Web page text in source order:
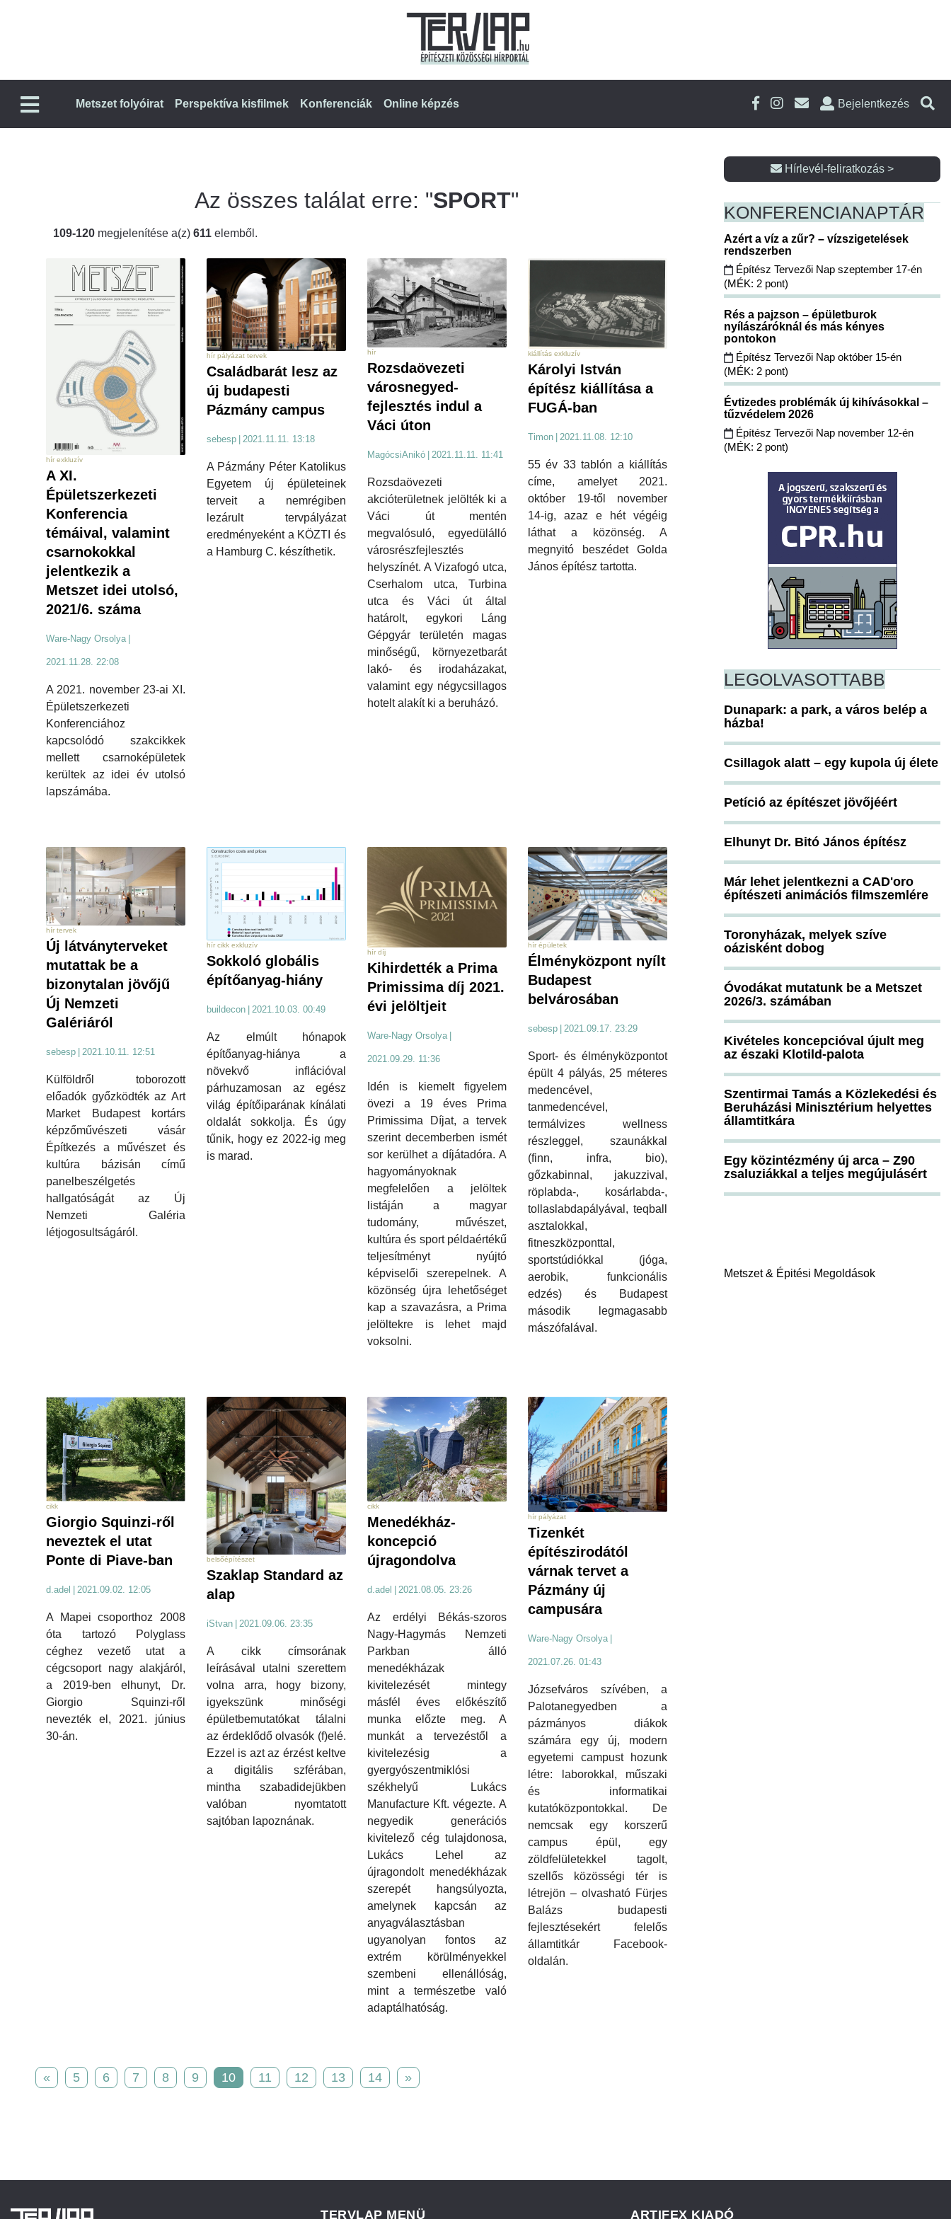
Metszet folyóirat Perspektíva kisfilmek Konferenciák Online képzés Bejelentkezés
Az összes találat erre: "SPORT"
109-120 megjelenítése a(z) 611 elemből.
hír exkluzív
A XI.
Épületszerkezeti
Konferencia
témáival, valamint
csarnokokkal
jelentkezik a
Metszet idei utolsó,
2021/6. száma
Ware-Nagy Orsolya
2021.11.28. 22:08
A 2021. november 23-ai XI.
Épületszerkezeti
Konferenciához
kapcsolódó szakcikkek
mellett csarnoképületek
kerültek az idei év utolsó
lapszámába.
hír pályázat tervek
Családbarát lesz az
új budapesti
Pázmány campus
sebesp 2021.11.11. 13:18
A Pázmány Péter Katolikus
Egyetem új épületeinek
terveit a nemrégiben
lezárult tervpályázat
eredményeként a KÖZTI és
a Hamburg C. készíthetik.
hír
Rozsdaövezeti
városnegyed-
fejlesztés indul a
Váci úton
MagócsiAnikó 2021.11.11. 11:41
Rozsdaövezeti
akcióterületnek jelölték ki a
Váci út mentén
megvalósuló, egyedülálló
városrészfejlesztés
helyszínét. A Vizafogó utca,
Cserhalom utca, Turbina
utca és Váci út által
határolt, egykori Láng
Gépgyár területén magas
minőségű, környezetbarát
lakó- és irodaházakat,
valamint egy négycsillagos
hotelt alakít ki a beruházó.
kiállítás exkluzív
Károlyi István
építész kiállítása a
FUGÁ-ban
Timon 2021.11.08. 12:10
55 év 33 tablón a kiállítás
címe, amelyet 2021.
október 19-től november
14-ig, azaz e hét végéig
láthat a közönség. A
megnyitó beszédet Golda
János építész tartotta.
hír tervek
Új látványterveket
mutattak be a
bizonytalan jövőjű
Új Nemzeti
Galériáról
sebesp 2021.10.11. 12:51
Külföldről toborozott
előadók győzködték az Art
Market Budapest kortárs
képzőművészeti vásár
Építkezés a művészet és
kultúra bázisán című
panelbeszélgetés
hallgatóságát az Új
Nemzeti Galéria
létjogosultságáról.
hír cikk exkluzív
Sokkoló globális
építőanyag-hiány
buildecon | 2021.10.03. 00:49
Az elmúlt hónapok
építőanyag-hiánya a
növekvő inflációval
párhuzamosan az egész
világ építőiparának kínálati
oldalát sokkolja. És úgy
tűnik, hogy ez 2022-ig meg
is marad.
hír díj
Kihirdették a Prima
Primissima díj 2021.
évi jelöltjeit
Ware-Nagy Orsolya
2021.09.29. 11:36
Idén is kiemelt figyelem
övezi a 19 éves Prima
Primissima Díjat, a tervek
szerint decemberben ismét
sor kerülhet a díjátadóra. A
hagyományoknak
megfelelően a jelöltek
listáján a magyar
tudomány, művészet,
kultúra és sport példaértékű
teljesítményt nyújtó
képviselői szerepelnek. A
közönség újra lehetőséget
kap a szavazásra, a Prima
jelöltekre is lehet majd
voksolni.
hír épületek
Élményközpont nyílt
Budapest
belvárosában
sebesp 2021.09.17. 23:29
Sport- és élményközpontot
épült 4 pályás, 25 méteres
medencével,
tanmedencével,
termálvizes wellness
részleggel, szaunákkal
(finn, infra, bio),
gőzkabinnal, jakuzzival,
röplabda-, kosárlabda-,
tollaslabdapályával, teqball
asztalokkal,
fitneszközponttal,
sportstúdiókkal (jóga,
aerobik, funkcionális
edzés) és Budapest
második legmagasabb
mászófalával.
cikk
Giorgio Squinzi-ről
neveztek el utat
Ponte di Piave-ban
d.adel 2021.09.02. 12:05
A Mapei csoporthoz 2008
óta tartozó Polyglass
céghez vezető utat a
cégcsoport nagy alakjáról,
a 2019-ben elhunyt, Dr.
Giorgio Squinzi-ről
nevezték el, 2021. június
30-án.
belsőépítészet
Szaklap Standard az
alap
iStvan 2021.09.06. 23:35
A cikk címsorának
leírásával utalni szerettem
volna arra, hogy bizony,
igyekszünk minőségi
épületbemutatókat tálalni
az érdeklődő olvasók (f)elé.
Ezzel is azt az érzést keltve
a digitális szférában,
mintha szabadidejükben
valóban nyomtatott
sajtóban lapoznának.
cikk
Menedékház-
koncepció
újragondolva
d.adel 2021.08.05. 23:26
Az erdélyi Békás-szoros
Nagy-Hagymás Nemzeti
Parkban álló
menedékházak
kivitelezését mintegy
másfél éves előkészítő
munka előzte meg. A
munkát a tervezéstől a
kivitelezésig a
gyergyószentmiklósi
székhelyű Lukács
Manufacture Kft. végezte. A
negyedik generációs
kivitelező cég tulajdonosa,
Lukács Lehel az
újragondolt menedékházak
szerepét hangsúlyozta,
amelynek kapcsán az
anyagválasztásban
ugyanolyan fontos az
extrém körülményekkel
szembeni ellenállóság,
mint a természetbe való
adaptálhatóság.
hír pályázat
Tizenkét
építészirodától
várnak tervet a
Pázmány új
campusára
Ware-Nagy Orsolya
2021.07.26. 01:43
Józsefváros szívében, a
Palotanegyedben a
pázmányos diákok
számára egy új, modern
egyetemi campust hozunk
létre: laborokkal, műszaki
és informatikai
kutatóközpontokkal. De
nemcsak egy korszerű
campus épül, egy
zöldfelületekkel tagolt,
szellős közösségi tér is
létrejön – olvasható Fürjes
Balázs budapesti
fejlesztésekért felelős
államtitkár Facebook-
oldalán.
« 5 6 7 8 9 10 11 12 13 14 »
Hírlevél-feliratkozás >
KONFERENCIANAPTÁR
Azért a víz a zűr? – vízszigetelések
rendszerben
Építész Tervezői Nap szeptember 17-én
(MÉK: 2 pont)
Rés a pajzson – épületburok
nyílászáróknál és más kényes
pontokon
Építész Tervezői Nap október 15-én
(MÉK: 2 pont)
Évtizedes problémák új kihívásokkal –
tűzvédelem 2026
Építész Tervezői Nap november 12-én
(MÉK: 2 pont)
LEGOLVASOTTABB
Dunapark: a park, a város belép a
házba!
Csillagok alatt – egy kupola új élete
Petíció az építészet jövőjéért
Elhunyt Dr. Bitó János építész
Már lehet jelentkezni a CAD'oro
építészeti animációs filmszemlére
Toronyházak, melyek szíve
oázisként dobog
Óvodákat mutatunk be a Metszet
2026/3. számában
Kivételes koncepcióval újult meg
az északi Klotild-palota
Szentirmai Tamás a Közlekedési és
Beruházási Minisztérium helyettes
államtitkára
Egy közintézmény új arca – Z90
zsaluziákkal a teljes megújulásért
Metszet & Épitési Megoldások
TERVLAP MENÜ ARTIFEX KIADÓ